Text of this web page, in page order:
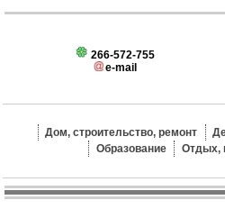
266-572-755
e-mail
Дом, строительство, ремонт
Образование
Отдых,